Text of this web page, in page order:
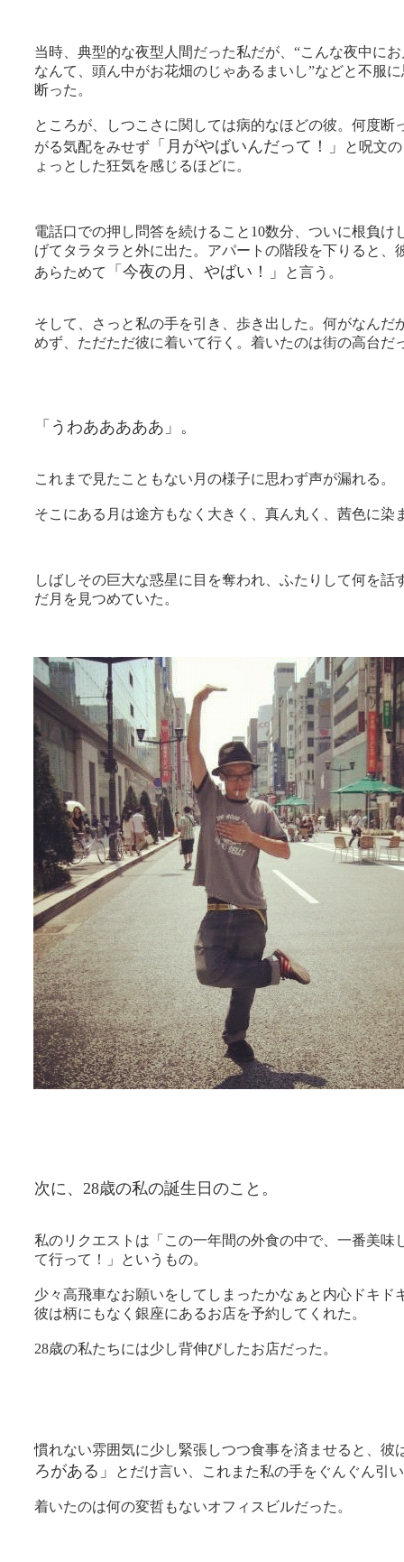
当時、典型的な夜型人間だった私だが、“こんな夜中に
なんて、頭ん中がお花畑のじゃあるまいし”などと不服
断った。
ところが、しつこさに関しては病的なほどの彼。何度断
がる気配をみせず 「月がやばいんだって！」
と呪文
ょっとした狂気を感じるほどに。
電話口での押し問答を続けること10数分、ついに根負け
げてタラタラと外に出た。アパートの階段を下りると、
あらためて
「今夜の月、やばい！」 と言う。
そして、さっと私の手を引き、歩き出した。何がなんだ
めず、ただただ彼に着いて行く。着いたのは街の高台だ
「うわあああああ」。
これまで見たこともない月の様子に思わず声が漏れる。
そこにある月は途方もなく大きく、真ん丸く、茜色に染
しばしその巨大な惑星に目を奪われ、ふたりして何を話
だ月を見つめていた。
次に、28歳の私の誕生日のこと。
私のリクエストは「この一年間の外食の中で、一番美味
て行って！」というもの。
少々高飛車なお願いをしてしまったかなぁと内心ドキド
彼は柄にもなく銀座にあるお店を予約してくれた。
28歳の私たちには少し背伸びしたお店だった。
慣れない雰囲気に少し緊張しつつ食事を済ませると、彼
ろがある」 とだけ言い、これまた私の手をぐんぐん引
着いたのは何の変哲もないオフィスビルだった。